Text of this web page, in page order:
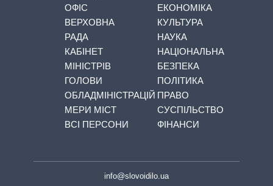
ОФІС
ВЕРХОВНА
РАДА
КАБІНЕТ
МІНІСТРІВ
ГОЛОВИ
ОБЛАДМІНІСТРАЦІЙ
МЕРИ МІСТ
ВСІ ПЕРСОНИ
ЕКОНОМІКА
КУЛЬТУРА
НАУКА
НАЦІОНАЛЬНА
БЕЗПЕКА
ПОЛІТИКА
ПРАВО
СУСПІЛЬСТВО
ФІНАНСИ
info@slovoidilo.ua